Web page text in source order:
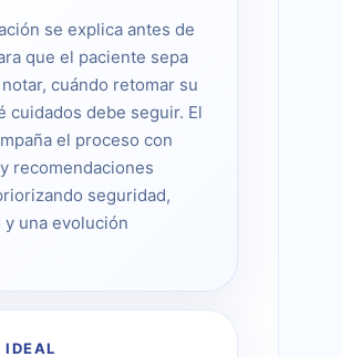
se explica antes de
que el paciente sepa
cuándo retomar su
cuidados debe seguir. El
el proceso con
recomendaciones
seguridad,
y una evolución
IDEAL